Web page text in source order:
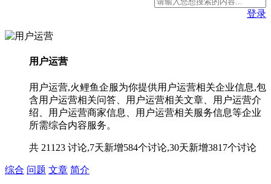
登录
用户运营
用户运营,火鲤鱼企服为你提供用户运营相关企业信息,包
含用户运营相关问答、用户运营相关文章、用户运营介
绍、用户运营商家信息、用户运营相关服务信息等企业
所需综合内容服务。
共 21123 讨论,7天新增584个讨论,30天新增3817个讨论
综合 问题 文章 简介